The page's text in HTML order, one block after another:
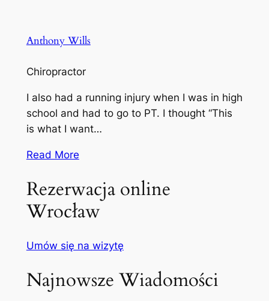
Anthony Wills
Chiropractor
I also had a running injury when I was in high
school and had to go to PT. I thought “This
is what I want…
Read More
Rezerwacja online
Wrocław
Umów się na wizytę
Najnowsze Wiadomości